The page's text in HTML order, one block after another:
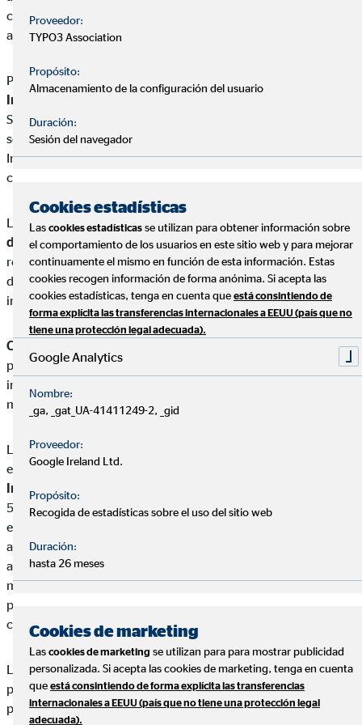
como impulsando proyectos de investigación y
acompañamiento psicosocial.
Por su parte, la
Infantil (FEFCI)
Supervivientes” que celebra anualmente en el mes de
septiembre, dentro del Mes de Sensibilización del Cáncer
Infantil, con el objetivo de mejorar la calidad de vida del
colectivo y seguir generando espacios de apoyo y visibilidad.
La
Fundació Privada per a la Recerca i la Docència Sant Joan
de Déu, a través del Pediatric Cancer Center Barcelona,
reforzará sus proyectos de investigación en cáncer infantil,
desarrollados desde uno de los centros de referencia
internacional en este ámbito.
Cris Contra el Cáncer
destinará la aportación recibida a sus
proyectos de investigación oncológica y desarrollo de terapias
innovadoras, con el objetivo de acelerar nuevos tratamientos y
mejorar la esperanza y calidad de vida de los pacientes.
Las donaciones también respaldan proyectos sociales y
educativos fuera de nuestras fronteras. La
Indakana destinará íntegramente la aportación a financiar el
50% de la beca anual de Joliset Papa Panduro, estudiante de
enfermería procedente de una comunidad nativa de la selva
amazónica peruana que cursa sus estudios en Iquitos. Gracias
a este apoyo, Joliset podrá cubrir gastos esenciales como
matrícula, transporte, material y alojamiento, lo que le
permitirá finalizar este año su formación y comenzar a ejercer
como enfermera.
LaFundación Márgenescontinuará desarrollando sus
programas de intervención social y acompañamiento a
personas en situación de vulnerabilidad.
Proveedor:
TYPO3 Association
Propósito:
Almacenamiento de la configuración del usuario
Duración:
Sesión del navegador
Cookies estadísticas
Las cookies estadísticas se utilizan para obtener información sobre
el comportamiento de los usuarios en este sitio web y para mejorar
continuamente el mismo en función de esta información. Estas
cookies recogen información de forma anónima. Si acepta las
cookies estadísticas, tenga en cuenta que está consintiendo de
forma explícita las transferencias internacionales a EEUU (país que no
tiene una protección legal adecuada).
Google Analytics
Nombre:
_ga, _gat_UA-41411249-2, _gid
Proveedor:
Google Ireland Ltd.
Propósito:
Recogida de estadísticas sobre el uso del sitio web
Duración:
hasta 26 meses
Cookies de marketing
Las cookies de marketing se utilizan para para mostrar publicidad
personalizada. Si acepta las cookies de marketing, tenga en cuenta
que está consintiendo de forma explícita las transferencias
internacionales a EEUU (país que no tiene una protección legal
adecuada).